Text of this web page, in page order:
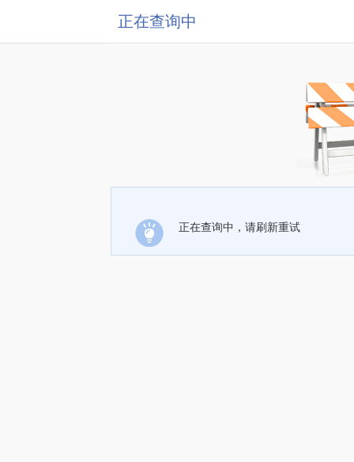
正在查询中
正在查询中，请刷新重试